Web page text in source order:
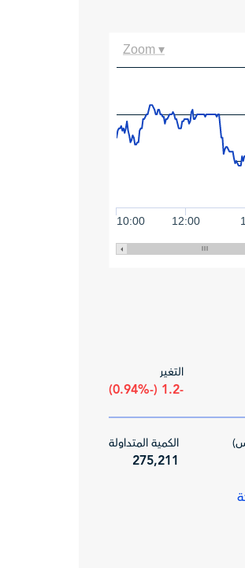
12:00
10:00
Zoom ▾
التغير
-1.2 (-0.94%)
الكمية المتداولة
275,211